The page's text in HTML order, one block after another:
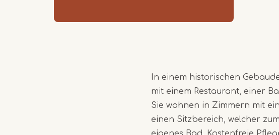
In einem historischen
mit einem Restaurant, einer
Sie wohnen in Zimmern mit
einen Sitzbereich, welcher